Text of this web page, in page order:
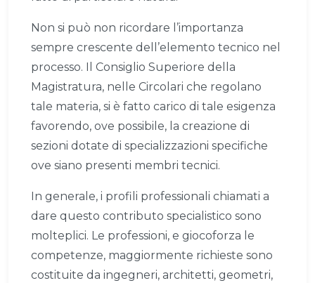
Non si può non ricordare l’importanza
sempre crescente dell’elemento tecnico nel
processo. Il Consiglio Superiore della
Magistratura, nelle Circolari che regolano
tale materia, si è fatto carico di tale esigenza
favorendo, ove possibile, la creazione di
sezioni dotate di specializzazioni specifiche
ove siano presenti membri tecnici.
In generale, i profili professionali chiamati a
dare questo contributo specialistico sono
molteplici. Le professioni, e giocoforza le
competenze, maggiormente richieste sono
costituite da ingegneri, architetti, geometri,